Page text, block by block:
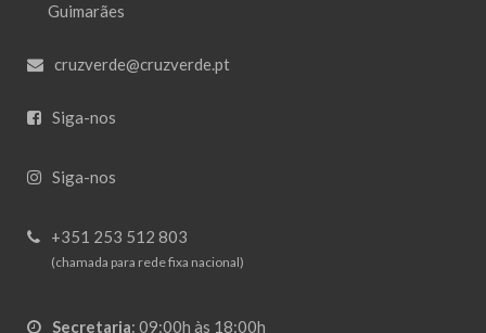
Guimarães
cruzverde@cruzverde.pt
Siga-nos
Siga-nos
+351 253 512 803
(chamada para rede fixa nacional)
Secretaria: 09:00h às 18:00h